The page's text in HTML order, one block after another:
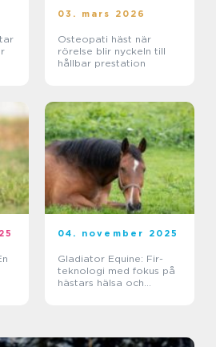
03. mars 2026
Osteopati häst när
rörelse blir nyckeln till
hållbar prestation
04. november 2025
Gladiator Equine: Fir-
teknologi med fokus på
hästars hälsa och